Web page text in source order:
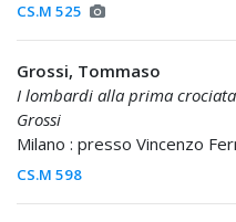
CS.M 525
Grossi, Tommaso
I lombardi alla prima
Grossi
Milano : presso Vincenzo
CS.M 598